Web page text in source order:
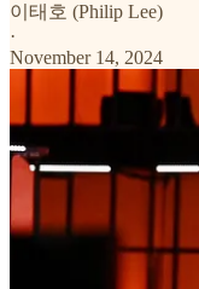
이태호 (Philip Lee)
·
November 14, 2024